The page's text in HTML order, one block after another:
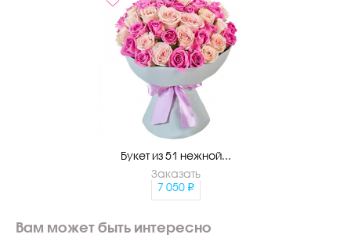
Букет из 51 нежной...
Заказать
7 050
Вам может быть интересно